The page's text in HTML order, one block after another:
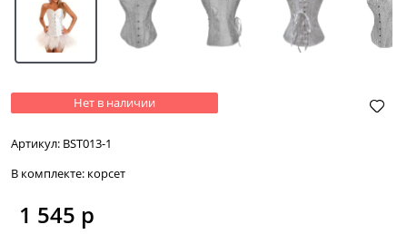
Нет в наличии
Артикул: BST013-1
В комплекте: корсет
1 545 р